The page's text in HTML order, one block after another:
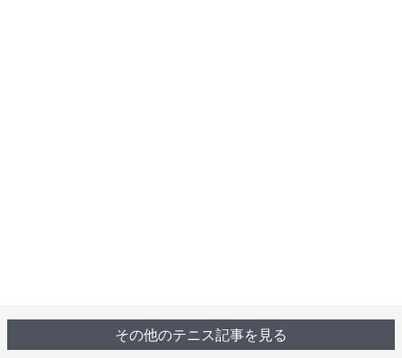
その他のテニス記事を見る